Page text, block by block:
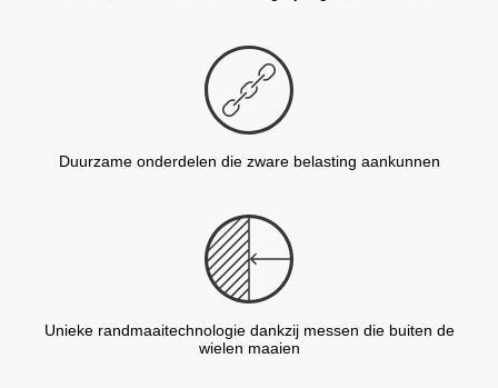
Duurzame onderdelen die zware belasting aankunnen
Unieke randmaaitechnologie dankzij messen die buiten de
wielen maaien